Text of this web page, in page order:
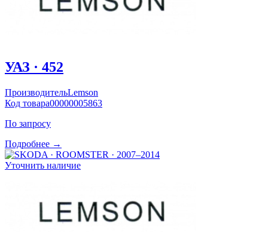
УАЗ · 452
ПроизводительLemson
Код товара00000005863
По запросу
Подробнее →
Уточнить наличие